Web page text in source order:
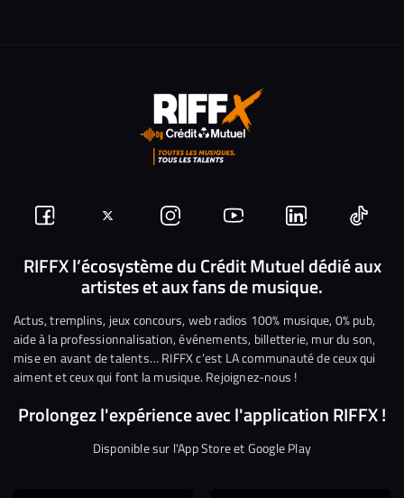
Suivez-
nous
Facebook
Suivez-
nous
sur
Twitter
Nous
rejoindre
sur
Instagram
Nous
rejoindre
sur
YouTube
Nous
rejoindre
sur
Linkedin
Nous
RIFFX l’écosystème du Crédit Mutuel dédié aux
artistes et aux fans de musique.
Actus, tremplins, jeux concours, web radios 100% musique, 0% pub,
aide à la professionnalisation, événements, billetterie, mur du son,
mise en avant de talents… RIFFX c’est LA communauté de ceux qui
aiment et ceux qui font la musique. Rejoignez-nous !
Prolongez l'expérience avec l'application RIFFX !
Disponible sur l'App Store et Google Play